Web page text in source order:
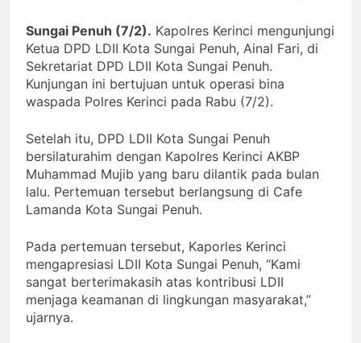
Sungai Penuh (7/2). Kapolres Kerinci mengunjungi
Ketua DPD LDII Kota Sungai Penuh, Ainal Fari, di
Sekretariat DPD LDII Kota Sungai Penuh.
Kunjungan ini bertujuan untuk operasi bina
waspada Polres Kerinci pada Rabu (7/2).
Setelah itu, DPD LDII Kota Sungai Penuh
bersilaturahim dengan Kapolres Kerinci AKBP
Muhammad Mujib yang baru dilantik pada bulan
lalu. Pertemuan tersebut berlangsung di Cafe
Lamanda Kota Sungai Penuh.
Pada pertemuan tersebut, Kaporles Kerinci
mengapresiasi LDII Kota Sungai Penuh, “Kami
sangat berterimakasih atas kontribusi LDII
menjaga keamanan di lingkungan masyarakat,”
ujarnya.